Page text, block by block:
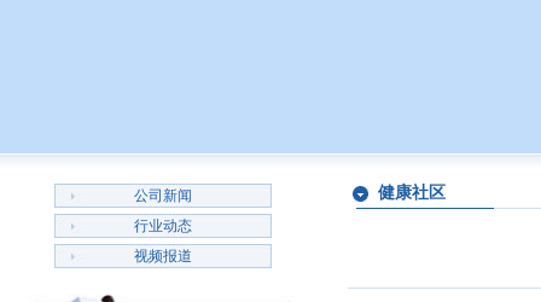
公司新闻
行业动态
视频报道
健康社区